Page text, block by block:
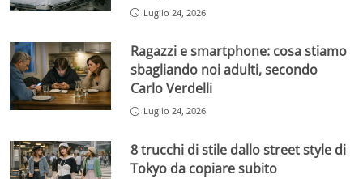
Luglio 24, 2026
Ragazzi e smartphone: cosa stiamo
sbagliando noi adulti, secondo
Carlo Verdelli
Luglio 24, 2026
8 trucchi di stile dallo street style di
Tokyo da copiare subito